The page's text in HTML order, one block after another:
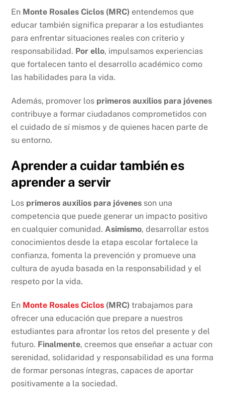
En Monte Rosales Ciclos (MRC) entendemos que
educar también significa preparar a los estudiantes
para enfrentar situaciones reales con criterio y
responsabilidad. Por ello, impulsamos experiencias
que fortalecen tanto el desarrollo académico como
las habilidades para la vida.
Además, promover los primeros auxilios para jóvenes
contribuye a formar ciudadanos comprometidos con
el cuidado de sí mismos y de quienes hacen parte de
su entorno.
Aprender a cuidar también es
aprender a servir
Los primeros auxilios para jóvenes son una
competencia que puede generar un impacto positivo
en cualquier comunidad.Asimismo, desarrollar estos
conocimientos desde la etapa escolar fortalece la
confianza, fomenta la prevención y promueve una
cultura de ayuda basada en la responsabilidad y el
respeto por la vida.
En Monte Rosales Ciclos (MRC) trabajamos para
ofrecer una educación que prepare a nuestros
estudiantes para afrontar los retos del presente y del
futuro. Finalmente, creemos que enseñar a actuar con
serenidad, solidaridad y responsabilidad es una forma
de formar personas íntegras, capaces de aportar
positivamente a la sociedad.